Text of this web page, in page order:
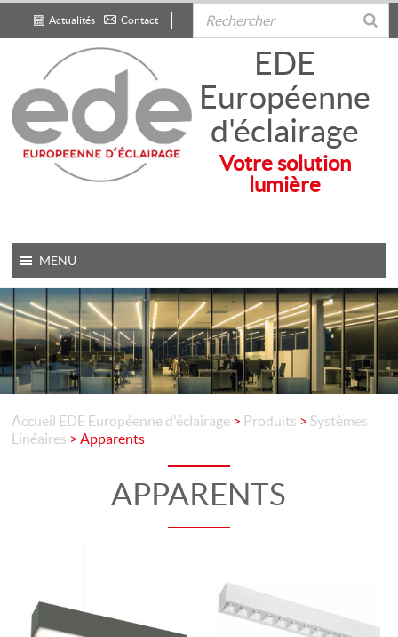
Contact
Actualités
EDE
Européenne
d'éclairage
Votre solution
lumière
MENU
Accueil EDE Européenne d'éclairage > Produits > Systèmes
Linéaires >Apparents
APPARENTS